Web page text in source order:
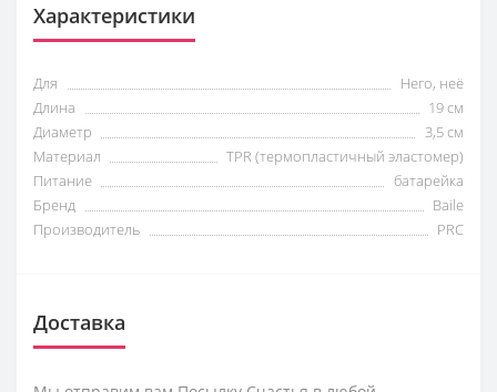
Характеристики
Для
Него, неё
Длина
19 см
Диаметр
3,5 см
Материал
TPR (термопластичный эластомер)
Питание
батарейка
Бренд
Baile
Производитель
PRC
Доставка